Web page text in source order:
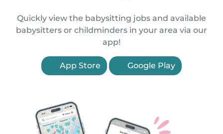
Quickly view the babysitting jobs and available
babysitters or childminders in your area via our
app!
App Store Google Play